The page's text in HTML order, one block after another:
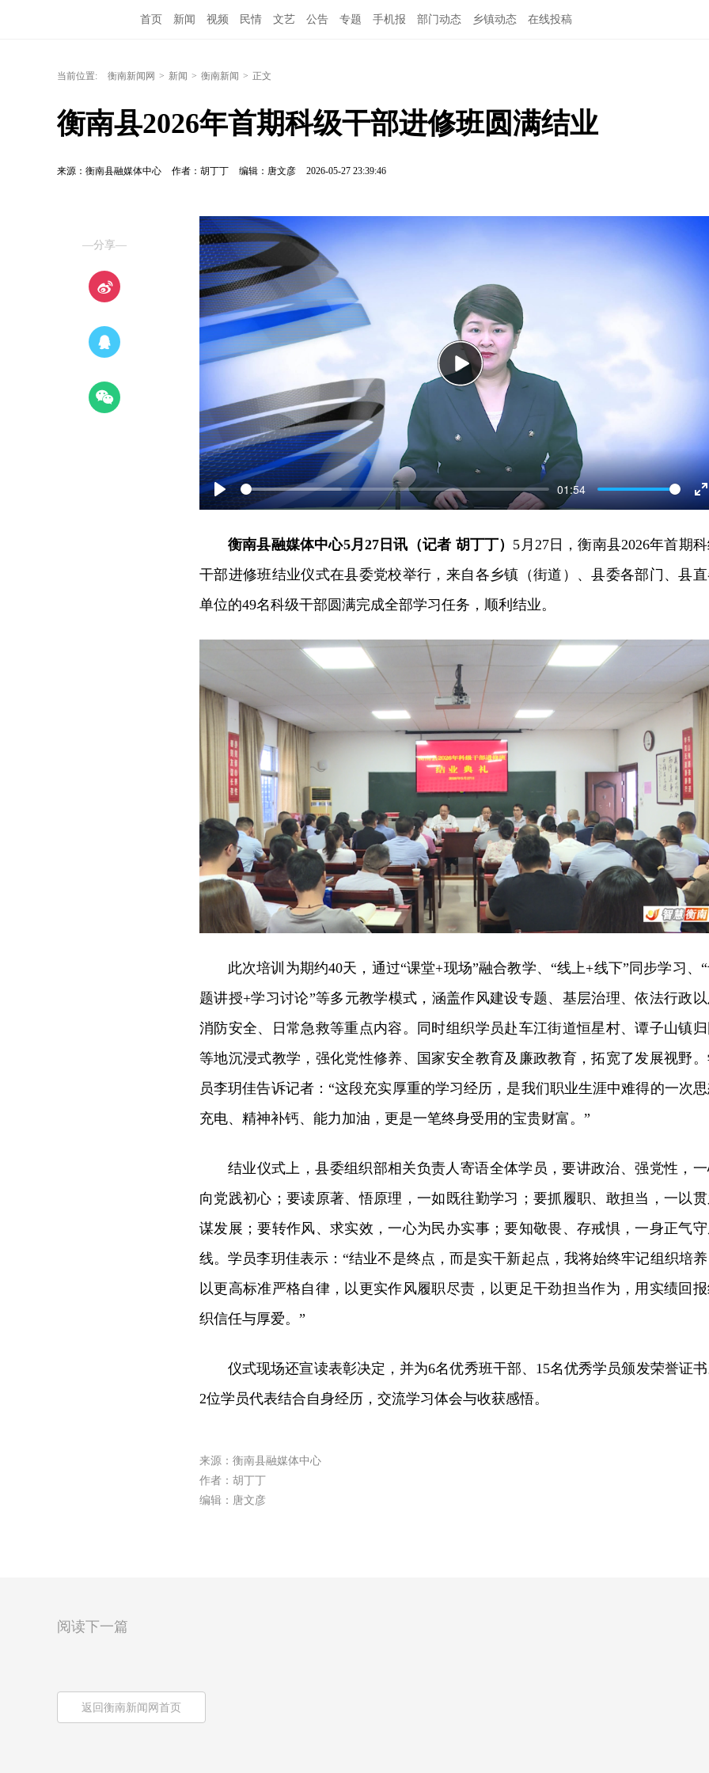
首页 新闻 视频 民情 文艺 公告 专题 手机报 部门动态 乡镇动态 在线投稿
当前位置: 衡南新闻网 > 新闻 > 衡南新闻 > 正文
衡南县2026年首期科级干部进修班圆满结业
来源：衡南县融媒体中心 作者：胡丁丁 编辑：唐文彦 2026-05-27 23:39:46
—分享—
Play
01:54
Play
衡南县融媒体中心5月27日讯（记者 胡丁丁） 5月27日，衡南县2026年首期
干部进修班结业仪式在县委党校举行，来自各乡镇（街道）、县委各部门、县
单位的49名科级干部圆满完成全部学习任务，顺利结业。
此次培训为期约40天，通过“课堂+现场”融合教学、“线上+线下”同步学习、
题讲授+学习讨论”等多元教学模式，涵盖作风建设专题、基层治理、依法行政以
消防安全、日常急救等重点内容。同时组织学员赴车江街道恒星村、谭子山镇归
等地沉浸式教学，强化党性修养、国家安全教育及廉政教育，拓宽了发展视野
员李玥佳告诉记者：“这段充实厚重的学习经历，是我们职业生涯中难得的一次
充电、精神补钙、能力加油，更是一笔终身受用的宝贵财富。”
结业仪式上，县委组织部相关负责人寄语全体学员，要讲政治、强党性，
向党践初心；要读原著、悟原理，一如既往勤学习；要抓履职、敢担当，一以贯
谋发展；要转作风、求实效，一心为民办实事；要知敬畏、存戒惧，一身正气
线。学员李玥佳表示：“结业不是终点，而是实干新起点，我将始终牢记组织培养
以更高标准严格自律，以更实作风履职尽责，以更足干劲担当作为，用实绩回报
织信任与厚爱。”
仪式现场还宣读表彰决定，并为6名优秀班干部、15名优秀学员颁发荣誉证书
2位学员代表结合自身经历，交流学习体会与收获感悟。
来源：衡南县融媒体中心
作者：胡丁丁
编辑：唐文彦
阅读下一篇
返回衡南新闻网首页